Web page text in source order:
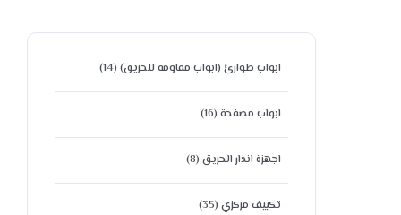
ابواب طوارئ (ابواب مقاومة للحريق) (14)
ابواب مصفحة (16)
اجهزة انذار الحريق (8)
تكييف مركزي (35)